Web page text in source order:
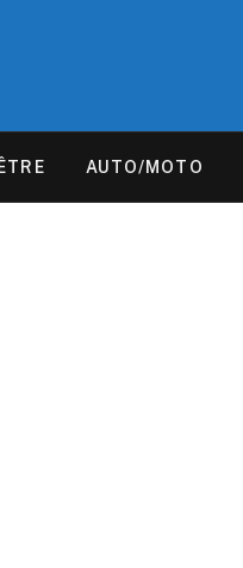
AUTO/MOTO